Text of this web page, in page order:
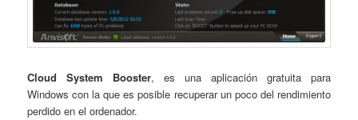
Cloud System Booster, es una aplicación gratuita para
Windows con la que es posible recuperar un poco del rendimiento
perdido en el ordenador.